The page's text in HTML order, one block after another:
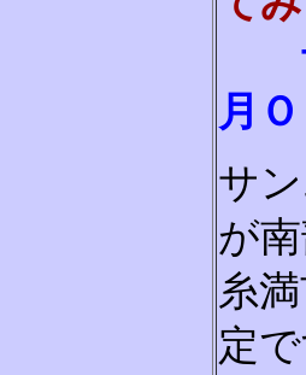
サ
月
サ
が
糸
定